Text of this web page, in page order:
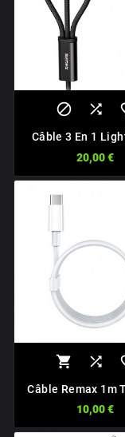
 
Câble 3 En 1
Noir
20,00 €
 
Câble Remax 1m
10,00 €